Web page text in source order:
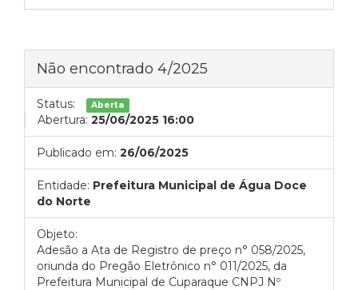
Não encontrado 4/2025
Status: Aberta
Abertura: 25/06/2025 16:00
Publicado em: 26/06/2025
Entidade: Prefeitura Municipal de Água Doce
do Norte
Objeto:
Adesão a Ata de Registro de preço n° 058/2025,
oriunda do Pregão Eletrônico n° 011/2025, da
Prefeitura Municipal de Cuparaque CNPJ Nº